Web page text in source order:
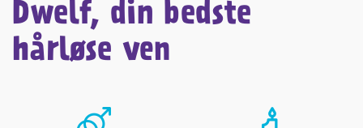
Dwelf, din bedste
hårløse ven